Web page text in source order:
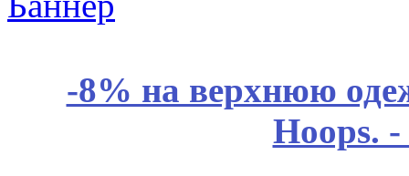
-8% на верхнюю
Hoops.